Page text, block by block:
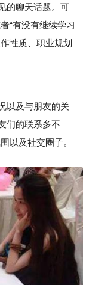
聊天话题。可
“有没有继续学习
性质、职业规划
及与朋友的关
们的联系多不
以及社交圈子。